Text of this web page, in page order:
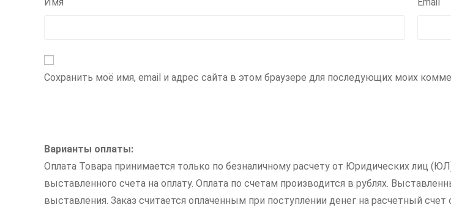
Сохранить моё имя, email и адрес сайта в этом браузере для последующих моих
Варианты оплаты:
Оплата Товара принимается только по безналичному расчету от Юридических лиц
выставленного счета на оплату. Оплата по счетам производится в рублях.
выставления. Заказ считается оплаченным при поступлении денег на расчетный счет